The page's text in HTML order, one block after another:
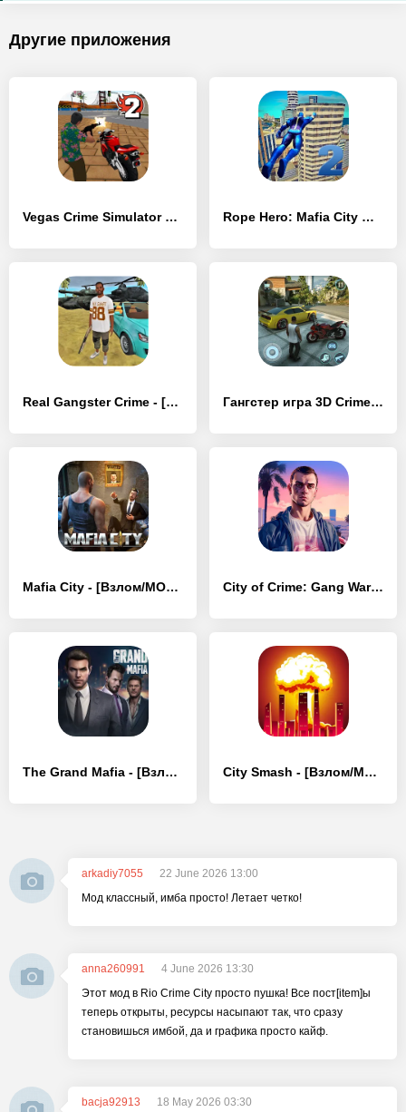
Другие приложения
Vegas Crime Simulator 2 - [Взлом/МОД Unlocked] Rope Hero: Mafia City Wars - [Взлом/МОД Бесконечные деньги]
Real Gangster Crime - [Взлом/МОД Меню] Гангстер игра 3D Crime Game - [Взлом/МОД Много денег]
Mafia City - [Взлом/МОД Много денег] City of Crime: Gang Wars - [Взлом/МОД Unlocked]
The Grand Mafia - [Взлом/МОД Бесконечные деньги] City Smash - [Взлом/МОД Много денег]
arkadiy7055
22 June 2026 13:00
Мод классный, имба просто! Летает четко!
anna260991
4 June 2026 13:30
Этот мод в Rio Crime City просто пушка! Все пост[item]ы
теперь открыты, ресурсы насыпают так, что сразу
становишься имбой, да и графика просто кайф.
bacja92913
18 May 2026 03:30